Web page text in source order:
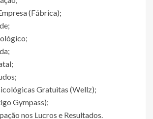
(Fábrica);
Gratuitas (Wellz);
Gympass);
nos Lucros e Resultados.